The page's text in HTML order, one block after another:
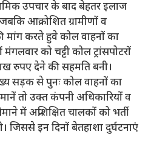
उपचार के बाद बेहतर इलाज
आक्रोशित ग्रामीणों व
करते हुवे कोल वाहनों का
को चट्टी कोल ट्रांसपोटरों
रुपए देने की सहमति बनी।
सड़क से पुनः कोल वाहनों का
तो उक्त कंपनी अधिकारियों व
में अप्रशिक्षित चालकों को भर्ती
जिससे इन दिनों बेतहाशा दुर्घटनाएं